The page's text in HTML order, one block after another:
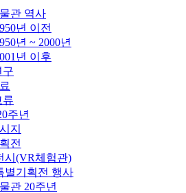
관 역사
년 이전
년 ~ 2000년
년 이후
구
류
주년
지
전
시(VR체험관)
별기획전 행사
관 20주년